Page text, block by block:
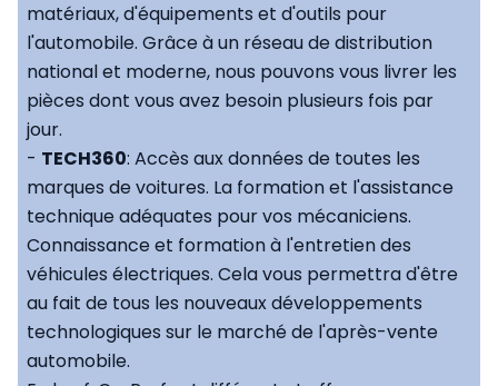
matériaux, d'équipements et d'outils pour
l'automobile. Grâce à un réseau de distribution
national et moderne, nous pouvons vous livrer les
pièces dont vous avez besoin plusieurs fois par
jour.
- TECH360: Accès aux données de toutes les
marques de voitures. La formation et l'assistance
technique adéquates pour vos mécaniciens.
Connaissance et formation à l'entretien des
véhicules électriques. Cela vous permettra d'être
au fait de tous les nouveaux développements
technologiques sur le marché de l'après-vente
automobile.